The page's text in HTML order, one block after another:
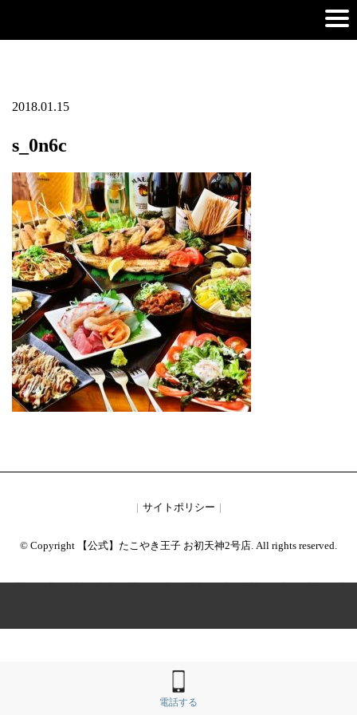
2018.01.15
s_0n6c
サイトポリシー
© Copyright 【公式】たこやき王子 お初天神2号店. All rights reserved.
電話する